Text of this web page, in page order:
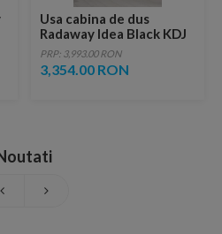
Usa cabina de dus
Radaway Idea Black KDJ
dreapta 150 x H200.5 cm
profil negru mat
PRP: 3,993.00 RON
3,354.00 RON